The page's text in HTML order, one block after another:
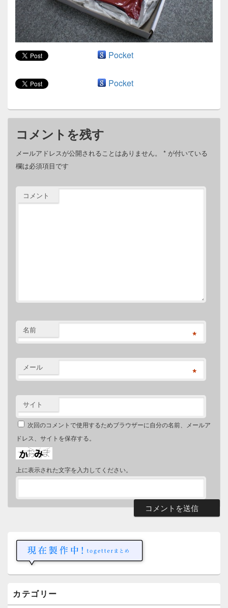
Pocket
Pocket
コメントを残す
メールアドレスが公開されることはありません。 * が付いている
欄は必須項目です
コメント
名前 *
メール *
サイト
次回のコメントで使用するためブラウザーに自分の名前、メールア
ドレス、サイトを保存する。
上に表示された文字を入力してください。
バ
ウ
ィ
カテゴリー